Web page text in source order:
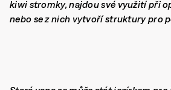
kiwi stromky, najdou své využití při
nebo se z nich vytvoří struktury pro